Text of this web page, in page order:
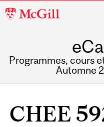
McGill
Programmes, cours
Automne
CHEE